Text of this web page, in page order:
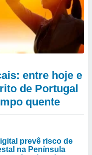
entre hoje e
de Portugal
quente
prevê risco de
na Península